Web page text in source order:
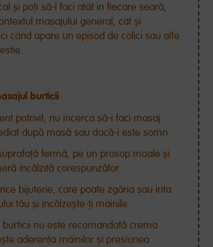
și poți să-l faci atât în fiecare seară,
masajului general, cât și
când apare un episod de colici sau alte
burticii
potrivit, nu încerca să-i faci masaj
după masă sau dacă-i este somn.
fermă, pe un prosop moale și
încălzită corespunzător.
bijuterie, care poate zgâria sau irita
tău și încălzește-ți mâinile.
burticii nu este recomandată crema
aderența mâinilor și presiunea